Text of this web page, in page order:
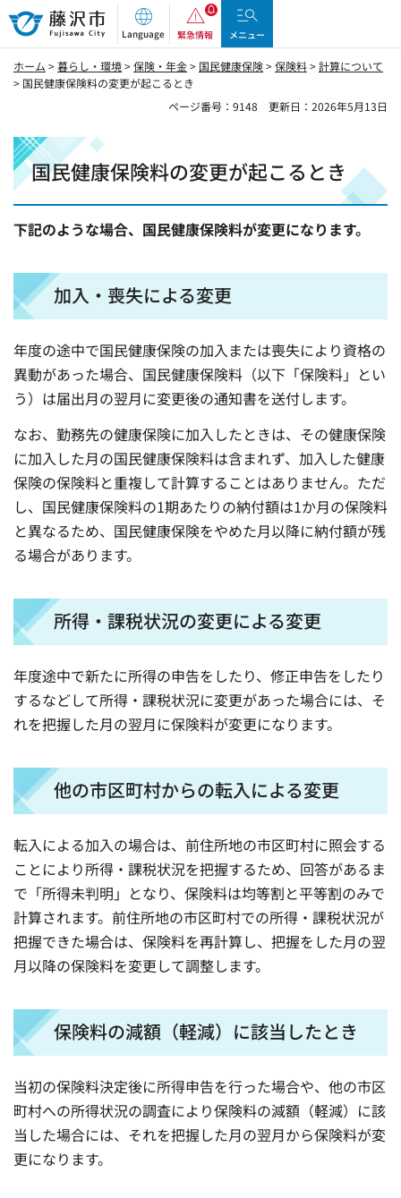
藤沢市
Language 緊急情報 メニュー
ホーム >暮らし・環境>保険・年金> 国民健康保険>保険料>計算について
> 国民健康保険料の変更が起こるとき
ページ番号：9148
更新日：2026年5月13日
国民健康保険料の変更が起こるとき
下記のような場合、国民健康保険料が変更になります。
加入・喪失による変更
年度の途中で国民健康保険の加入または喪失により資格の
異動があった場合、国民健康保険料（以下「保険料」とい
う）は届出月の翌月に変更後の通知書を送付します。
なお、勤務先の健康保険に加入したときは、その健康保険
に加入した月の国民健康保険料は含まれず、加入した健康
保険の保険料と重複して計算することはありません。ただ
し、国民健康保険料の1期あたりの納付額は1か月の保険料
と異なるため、国民健康保険をやめた月以降に納付額が残
る場合があります。
所得・課税状況の変更による変更
年度途中で新たに所得の申告をしたり、修正申告をしたり
するなどして所得・課税状況に変更があった場合には、そ
れを把握した月の翌月に保険料が変更になります。
他の市区町村からの転入による変更
転入による加入の場合は、前住所地の市区町村に照会する
ことにより所得・課税状況を把握するため、回答があるま
で「所得未判明」となり、保険料は均等割と平等割のみで
計算されます。前住所地の市区町村での所得・課税状況が
把握できた場合は、保険料を再計算し、把握をした月の翌
月以降の保険料を変更して調整します。
保険料の減額（軽減）に該当したとき
当初の保険料決定後に所得申告を行った場合や、他の市区
町村への所得状況の調査により保険料の減額（軽減）に該
当した場合には、それを把握した月の翌月から保険料が変
更になります。